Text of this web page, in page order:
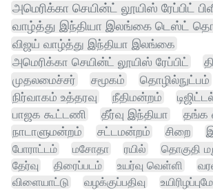
அமெரிக்கா செயின்ட் லூயிஸ் ரேப்பிட்
வாழ்த்து இந்தியா இலங்கை டெஸ்ட்
விஜய் வாழ்த்து இந்தியா இலங்கை
அமெரிக்கா செயின்ட் லூயிஸ் ரேப்பிட்
முதலமைச்சர்
சமூகம்
தொழில்நுட்பம்
நிர்வாகம் உத்தரவு
நீதிமன்றம்
பாஜக கூட்டணி
தீர்வு இந்தியா
தங்க
நாடாளுமன்றம்
சட்டமன்றம் சிறை
போராட்டம்
மசோதா ரயில்
தொகுதி
தேர்வு
திரைப்படம் உயர்வு வெள்ளி
விளையாட்டு
வழக்குப்பதிவு